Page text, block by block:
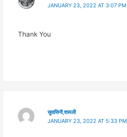
JANUARY 23, 2022 AT 3:07 PM
Thank You
सुवासिनी,शामली
JANUARY 23, 2022 AT 5:33 PM